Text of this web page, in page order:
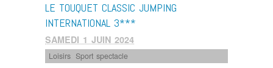
LE TOUQUET CLASSIC JUMPING
INTERNATIONAL 3***
SAMEDI 1 JUIN 2024
Loisirs ,Sport spectacle